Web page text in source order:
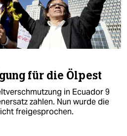
für die Ölpest
in Ecuador 9
zahlen. Nun wurde die
freigesprochen.